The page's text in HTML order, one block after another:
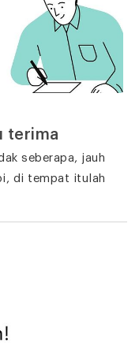
terima
seberapa, jauh
di tempat itulah